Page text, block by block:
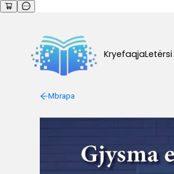
Kryefaqja
Mbrapa